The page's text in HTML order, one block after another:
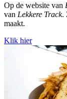
Op de website van
van Lekkere Track.
maakt.
Klik hier